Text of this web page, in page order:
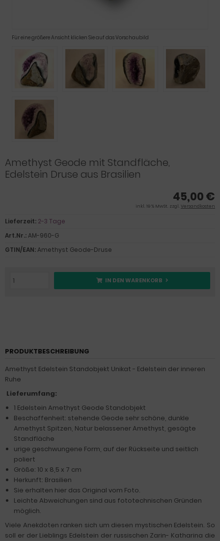
Für eine größere Ansicht klicken Sie auf das Vorschaubild
Amethyst Geode mit Standfläche,
Edelstein Druse aus Brasilien
45,00 €
inkl. 19 % MwSt. zzgl. Versandkosten
Lieferzeit: 2-3 Tage
Art.Nr.:AM-960-G
GTIN/EAN:Amethyst Geode-Druse
IN DEN WARENKORB
PRODUKTBESCHREIBUNG
Amethyst Edelstein Standobjekt Unikat - Edelstein der inneren
Ruhe
Lieferumfang:
1 Edelstein Amethyst Geode Standobjekt
Beschaffenheit: stehende Geode sehr schöne, dunkle
Amethyst Spitzen, Natur belassener Amethyst, gesägte
Standfläche
urige geschwungene Form, auf der Rückseite und seitlich
poliert
Größe: 10 x 8,5 x 7 cm
Herkunft: Brasilien
Sie erhalten hier das Original vom Foto.
Leichte Abweichungen sind aus fototechnischen Gründen
möglich.
Viele Anekdoten ranken sich um diesen mystischen Edelstein. So
soll er der Lieblings Edelstein der russischen Zarin- Katharina die